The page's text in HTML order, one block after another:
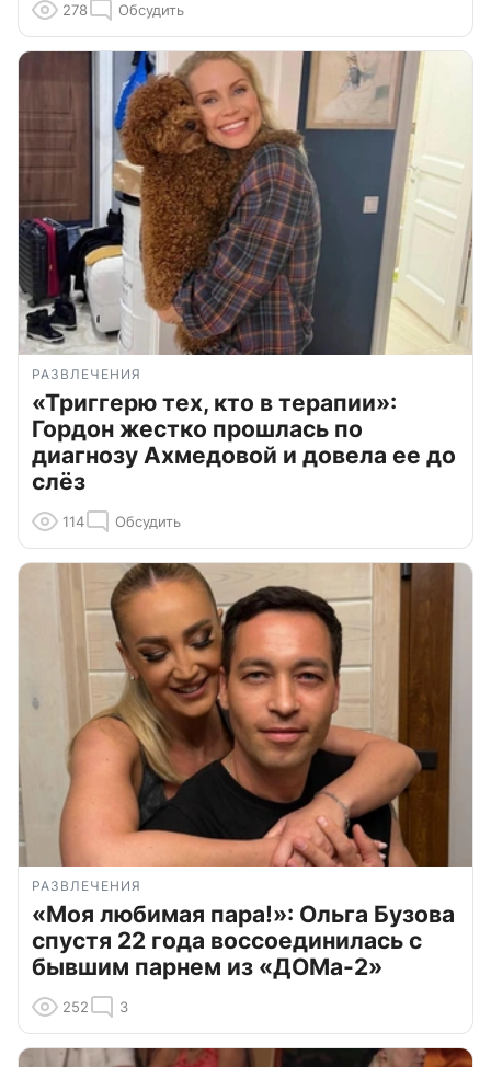
278 Обсудить
РАЗВЛЕЧЕНИЯ
«Триггерю тех, кто в терапии»:
Гордон жестко прошлась по
диагнозу Ахмедовой и довела ее до
слёз
114 Обсудить
РАЗВЛЕЧЕНИЯ
«Моя любимая пара!»: Ольга Бузова
спустя 22 года воссоединилась с
бывшим парнем из «ДОМа-2»
252 3